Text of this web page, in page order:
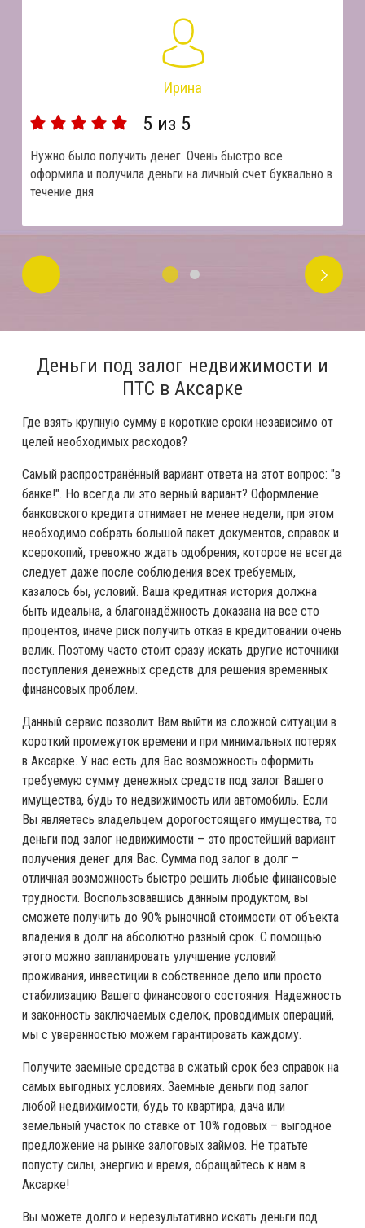
Ирина
5 из 5
Нужно было получить денег. Очень быстро все
оформила и получила деньги на личный счет буквально в
течение дня
Деньги под залог недвижимости и
ПТС в Аксарке
Где взять крупную сумму в короткие сроки независимо от
целей необходимых расходов?
Самый распространённый вариант ответа на этот вопрос: "в
банке!". Но всегда ли это верный вариант? Оформление
банковского кредита отнимает не менее недели, при этом
необходимо собрать большой пакет документов, справок и
ксерокопий, тревожно ждать одобрения, которое не всегда
следует даже после соблюдения всех требуемых,
казалось бы, условий. Ваша кредитная история должна
быть идеальна, а благонадёжность доказана на все сто
процентов, иначе риск получить отказ в кредитовании очень
велик. Поэтому часто стоит сразу искать другие источники
поступления денежных средств для решения временных
финансовых проблем.
Данный сервис позволит Вам выйти из сложной ситуации в
короткий промежуток времени и при минимальных потерях
в Аксарке. У нас есть для Вас возможность оформить
требуемую сумму денежных средств под залог Вашего
имущества, будь то недвижимость или автомобиль. Если
Вы являетесь владельцем дорогостоящего имущества, то
деньги под залог недвижимости – это простейший вариант
получения денег для Вас. Сумма под залог в долг –
отличная возможность быстро решить любые финансовые
трудности. Воспользовавшись данным продуктом, вы
сможете получить до 90% рыночной стоимости от объекта
владения в долг на абсолютно разный срок. С помощью
этого можно запланировать улучшение условий
проживания, инвестиции в собственное дело или просто
стабилизацию Вашего финансового состояния. Надежность
и законность заключаемых сделок, проводимых операций,
мы с уверенностью можем гарантировать каждому.
Получите заемные средства в сжатый срок без справок на
самых выгодных условиях. Заемные деньги под залог
любой недвижимости, будь то квартира, дача или
земельный участок по ставке от 10% годовых – выгодное
предложение на рынке залоговых займов. Не тратьте
попусту силы, энергию и время, обращайтесь к нам в
Аксарке!
Вы можете долго и нерезультативно искать деньги под